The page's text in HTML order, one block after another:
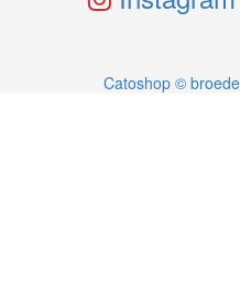
Catoshop ©